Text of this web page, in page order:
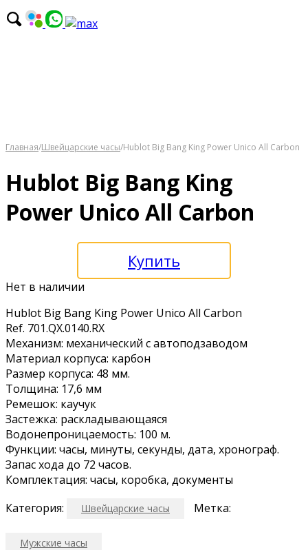
Главная/Швейцарские часы/Hublot Big Bang King Power Unico All Carbon
Hublot Big Bang King
Power Unico All Carbon
Купить
Нет в наличии
Hublot Big Bang King Power Unico All Carbon
Ref. 701.QX.0140.RX
Механизм: механический с автоподзаводом
Материал корпуса: карбон
Размер корпуса: 48 мм.
Толщина: 17,6 мм
Ремешок: каучук
Застежка: раскладывающаяся
Водонепроницаемость: 100 м.
Функции: часы, минуты, секунды, дата, хронограф.
Запас хода до 72 часов.
Комплектация: часы, коробка, документы
Категория:
Швейцарские часы Метка:
Мужские часы